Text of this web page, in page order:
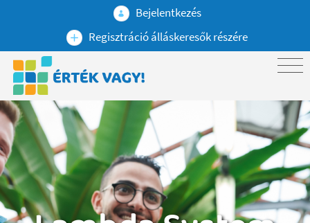
Bejelentkezés
Regisztráció álláskeresők részére